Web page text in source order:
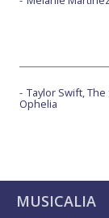
Taylor Swift,
Ophelia
MUSICALIA